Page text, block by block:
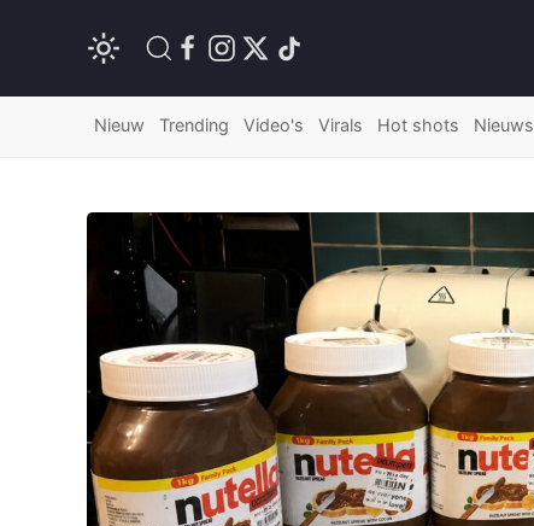
Nieuw Trending Video's Virals Hot shots Nieuws